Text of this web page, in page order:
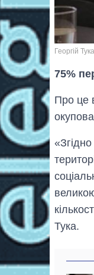
Георгій Тука
75%
Про це
Тука.